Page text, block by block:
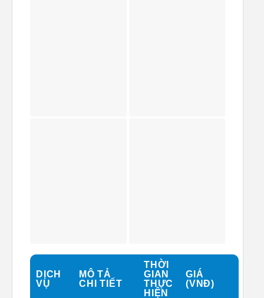
DỊCH
VỤ
MÔ TẢ
CHI TIẾT
THỜI
GIAN
THỰC
HIỆN
GIÁ
(VNĐ)